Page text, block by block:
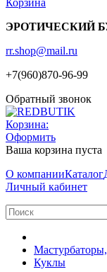
Корзина
ЭРОТИЧЕСКИЙ
rr.shop@mail.ru
+7(960)870-96-99
Обратный звонок
Корзина:
Оформить
Ваша корзина пуста
О компанииКаталог
Личный кабинет
Куклы